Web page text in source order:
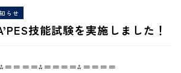
らせ
技能試験を実施しました！
＝＝＝＝⁂＝＝＝＝⁂＝＝＝＝